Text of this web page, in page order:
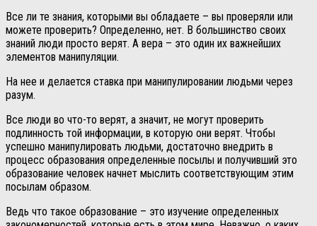
Все ли те знания, которыми вы обладаете – вы проверяли или
можете проверить? Определенно, нет. В большинство своих
знаний люди просто верят. А вера – это один их важнейших
элементов манипуляции.
На нее и делается ставка при манипулировании людьми через
разум.
Все люди во что-то верят, а значит, не могут проверить
подлинность той информации, в которую они верят. Чтобы
успешно манипулировать людьми, достаточно внедрить в
процесс образования определенные посылы и получивший это
образование человек начнет мыслить соответствующим этим
посылам образом.
Ведь что такое образование – это изучение определенных